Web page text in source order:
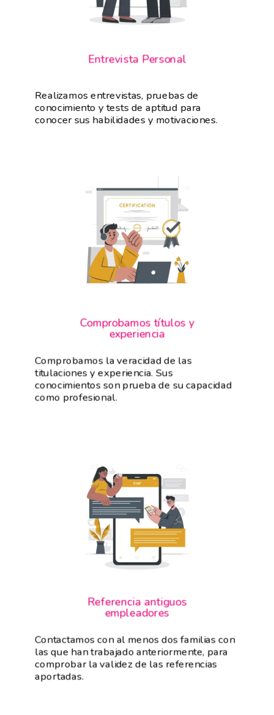
Entrevista Personal
Realizamos entrevistas, pruebas de
conocimiento y tests de aptitud para
conocer sus habilidades y motivaciones.
Comprobamos títulos y
experiencia
Comprobamos la veracidad de las
titulaciones y experiencia. Sus
conocimientos son prueba de su capacidad
como profesional.
Referencia antiguos
empleadores
Contactamos con al menos dos familias con
las que han trabajado anteriormente, para
comprobar la validez de las referencias
aportadas.